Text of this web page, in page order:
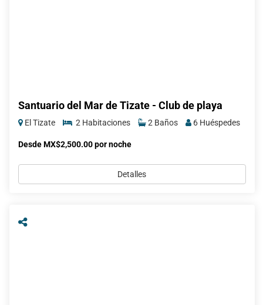
Santuario del Mar de Tizate - Club de playa
El Tizate 2 Habitaciones 2 Baños 6 Huéspedes
Desde MX$2,500.00 por noche
Detalles